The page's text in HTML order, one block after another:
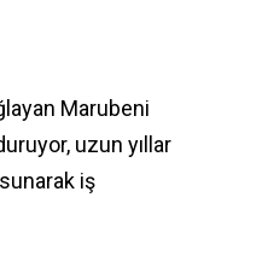
Marubeni
uzun yıllar
iş